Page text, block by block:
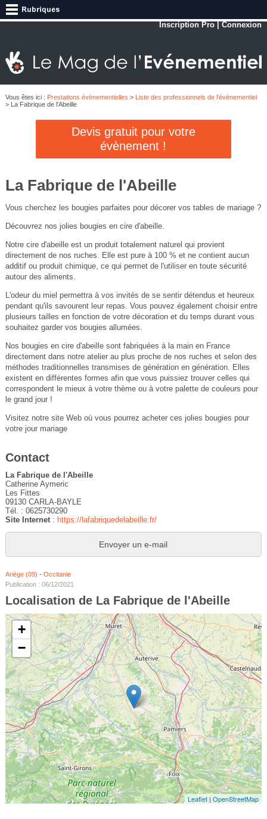
Inscription Pro |Connexion
Vous êtes ici : Prestations évènementielles >
Liste des professionnels de l'évènementiel
> La Fabrique de l'Abeille
Devis gratuit pour votre
évènement !
La Fabrique de l'Abeille
Vous cherchez les bougies parfaites pour décorer vos tables de mariage ?
Découvrez nos jolies bougies en cire d'abeille.
Notre cire d'abeille est un produit totalement naturel qui provient
directement de nos ruches. Elle est pure à 100 % et ne contient aucun
additif ou produit chimique, ce qui permet de l'utiliser en toute sécurité
autour des aliments.
L'odeur du miel permettra à vos invités de se sentir détendus et heureux
pendant qu'ils savourent leur repas. Vous pouvez également choisir entre
plusieurs tailles en fonction de votre décoration et du temps durant vous
souhaitez garder vos bougies allumées.
Nos bougies en cire d'abeille sont fabriquées à la main en France
directement dans notre atelier au plus proche de nos ruches et selon des
méthodes traditionnelles transmises de génération en génération. Elles
existent en différentes formes afin que vous puissiez trouver celles qui
correspondent le mieux à votre thème ou à votre palette de couleurs pour
le grand jour !
Visitez notre site Web où vous pourrez acheter ces jolies bougies pour
votre jour mariage
Contact
La Fabrique de l'Abeille
Catherine Aymeric
Les Fittes
09130 CARLA-BAYLE
Tél. : 0625730290
Site Internet: https://lafabriquedelabeille.fr/
Envoyer un e-mail
Ariège (09) - Occitanie
Publication : 06/12/2021
Localisation de La Fabrique de l'Abeille
+
−
Leaflet |OpenStreetMap